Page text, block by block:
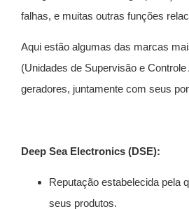
falhas, e muitas outras funções
Aqui estão algumas das marcas
(Unidades de Supervisão e
geradores, juntamente com seus
Deep Sea Electronics (DSE):
Reputação estabelecida pela
seus produtos.